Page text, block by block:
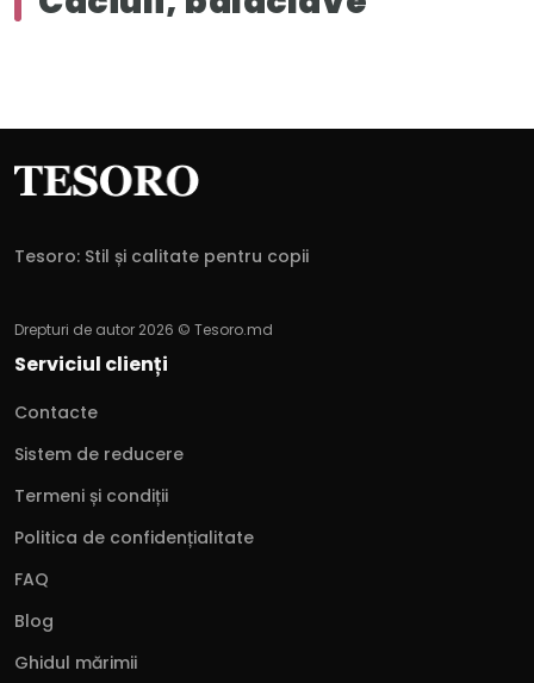
Tesoro: Stil și calitate pentru copii
Drepturi de autor 2026 © Tesoro.md
Serviciul clienți
Contacte
Sistem de reducere
Termeni și condiții
Politica de confidențialitate
FAQ
Blog
Ghidul mărimii